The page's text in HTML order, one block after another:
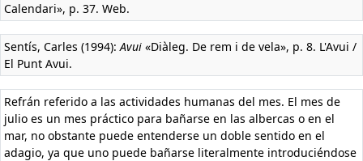
Calendari», p. 37. Web.
Sentís, Carles (1994):Avui «Diàleg. De rem i de vela», p. 8. L'Avui /
El Punt Avui.
Refrán referido a las actividades humanas del mes. El mes de
julio es un mes práctico para bañarse en las albercas o en el
mar, no obstante puede entenderse un doble sentido en el
adagio, ya que uno puede bañarse literalmente introduciéndose